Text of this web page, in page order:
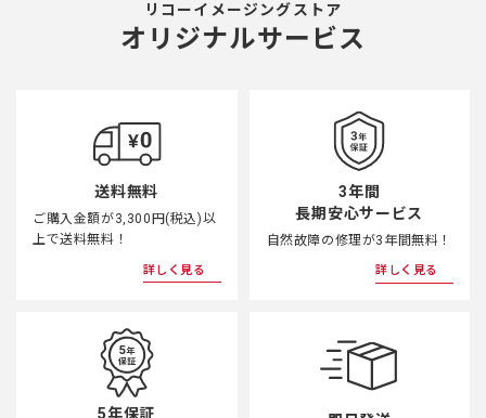
リコーイメージングストア
オリジナルサービス
送料無料
ご購入金額が3,300円(税込)以
上で送料無料！
詳しく見る
3年間
長期安心サービス
自然故障の修理が3年間無料！
詳しく見る
5年保証